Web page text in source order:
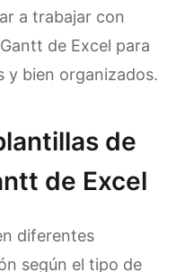
a trabajar con
de Excel para
y bien organizados.
de
de Excel
diferentes
según el tipo de